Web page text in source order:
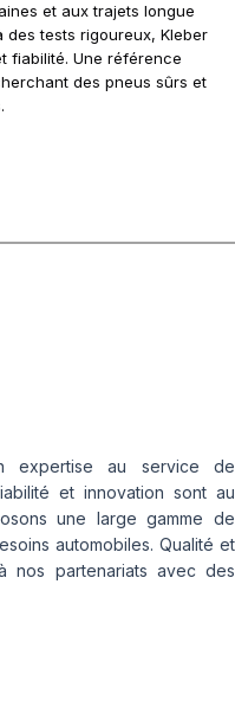
et aux trajets longue
tests rigoureux, Kleber
fiabilité. Une référence
des pneus sûrs et
expertise au service de
et innovation sont au
une large gamme de
automobiles. Qualité et
nos partenariats avec des